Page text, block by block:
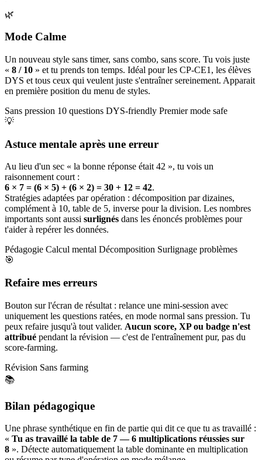
🌿
Mode Calme
Un nouveau style sans timer, sans combo, sans score. Tu vois juste
« 8 / 10 » et tu prends ton temps. Idéal pour les CP-CE1, les élèves
DYS et tous ceux qui veulent juste s'entraîner sereinement. Apparait
en première position du menu de styles.
Sans pression 10 questions DYS-friendly Premier mode safe
💡
Astuce mentale après une erreur
Au lieu d'un sec « la bonne réponse était 42 », tu vois un
raisonnement court :
6 × 7 = (6 × 5) + (6 × 2) = 30 + 12 = 42.
Stratégies adaptées par opération : décomposition par dizaines,
complément à 10, table de 5, inverse pour la division. Les nombres
importants sont aussi surlignés dans les énoncés problèmes pour
t'aider à repérer les données.
Pédagogie Calcul mental Décomposition Surlignage problèmes
🎯
Refaire mes erreurs
Bouton sur l'écran de résultat : relance une mini-session avec
uniquement les questions ratées, en mode normal sans pression. Tu
peux refaire jusqu'à tout valider. Aucun score, XP ou badge n'est
attribué pendant la révision — c'est de l'entraînement pur, pas du
score-farming.
Révision Sans farming
📚
Bilan pédagogique
Une phrase synthétique en fin de partie qui dit ce que tu as travaillé :
« Tu as travaillé la table de 7 — 6 multiplications réussies sur
8 ». Détecte automatiquement la table dominante en multiplication